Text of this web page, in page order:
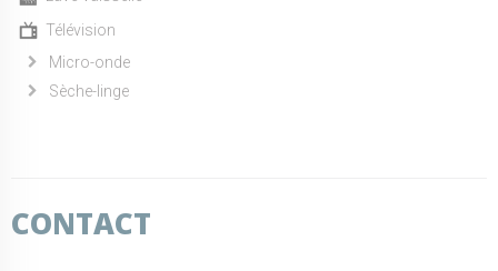
Télévision
Micro-onde
Sèche-linge
CONTACT